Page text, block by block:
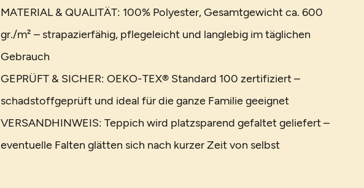
MATERIAL & QUALITÄT: 100% Polyester, Gesamtgewicht ca. 600
gr./m² – strapazierfähig, pflegeleicht und langlebig im täglichen
Gebrauch
GEPRÜFT & SICHER: OEKO-TEX® Standard 100 zertifiziert –
schadstoffgeprüft und ideal für die ganze Familie geeignet
VERSANDHINWEIS: Teppich wird platzsparend gefaltet geliefert –
eventuelle Falten glätten sich nach kurzer Zeit von selbst